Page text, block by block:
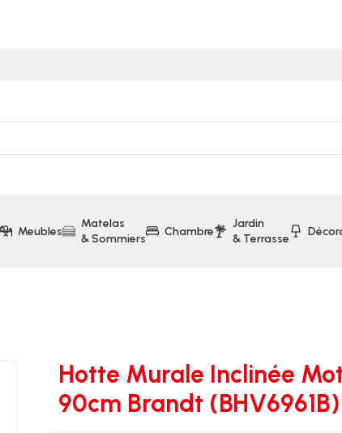
Meubles
Matelas
& Sommiers
Chambre
Jardin
& Terrasse
Hotte Murale Inclinée
90cm Brandt (BHV6961B)